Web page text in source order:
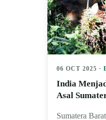
06 OCT 2025 ·
India
Asal
Sumatera